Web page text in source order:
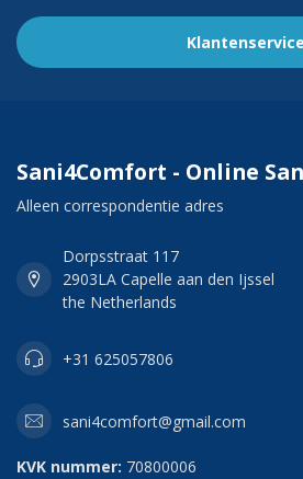
Klantenservice
Sani4Comfort - Online
Alleen correspondentie adres
Dorpsstraat 117
2903LA Capelle aan den Ijssel
the Netherlands
+31 625057806
sani4comfort@gmail.com
KVK nummer: 70800006